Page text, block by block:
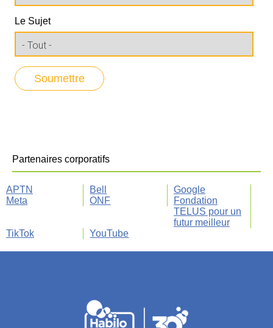
Le Sujet
Partenaires corporatifs
APTN Bell
Google
Meta
ONF
Fondation
TELUS pour un
futur meilleur
TikTok
YouTube